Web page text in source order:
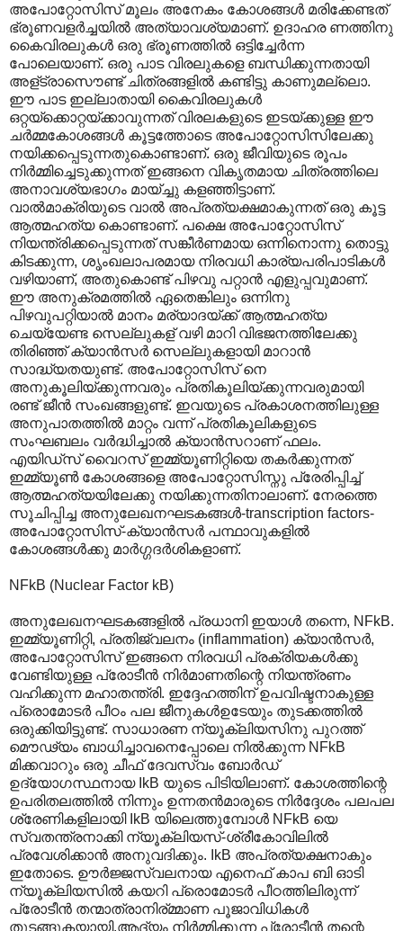
അപോറ്റോസിസ് മൂലം അനേകം കോശങ്ങള്‍ മരിക്കേണ്ടത്
ഭ്രൂണവളര്‍ച്ചയില്‍ അത്യാവശ്യമാണ്. ഉദാഹര ണത്തിനു
കൈവിരലുകള്‍ ഒരു ഭ്രൂണത്തില്‍ ഒട്ടിച്ചേര്‍ന്ന
പോലെയാണ്. ഒരു പാട വിരലുകളെ ബന്ധിക്കുന്നതായി
അള്ട്രാസൌണ്ട് ചിത്രങ്ങളില്‍ കണ്ടിട്ടു കാണുമല്ലൊ.
ഈ പാട ഇല്ലാതായി കൈവിരലുകള്‍
ഒറ്റയ്ക്കൊറ്റയ്ക്കാവുന്നത് വിരലകളുടെ ഇടയ്ക്കുള്ള ഈ
ചര്‍മ്മകോശങ്ങള്‍ കൂട്ടത്തോടെ അപോറ്റോസിസിലേക്കു
നയിക്കപ്പെടുന്നതുകൊണ്ടാണ്. ഒരു ജീവിയുടെ രൂപം
നിര്‍മ്മിച്ചെടുക്കുന്നത് ഇങ്ങനെ വികൃതമായ ചിത്രത്തിലെ
അനാവശ്യഭാഗം മായ്ച്ചു കളഞ്ഞിട്ടാണ്.
വാല്‍മാക്രിയുടെ വാല്‍ അപ്രത്യക്ഷമാകുന്നത് ഒരു കൂട്ട
ആത്മഹത്യ കൊണ്ടാണ്. പക്ഷെ അപോറ്റോസിസ്
നിയന്ത്രിക്കപ്പെടുന്നത് സങ്കീര്‍ണമായ ഒന്നിനൊന്നു തൊട്ടു
കിടക്കുന്ന, ശൃംഖലാപരമായ നിരവധി കാര്യപരിപാടികള്‍
വഴിയാണ്, അതുകൊണ്ട് പിഴവു പറ്റാന്‍ എളുപ്പവുമാണ്.
ഈ അനുക്രമത്തില്‍ ഏതെങ്കിലും ഒന്നിനു
പിഴവുപറ്റിയാല്‍ മാനം മര്യാദയ്ക്ക് ആത്മഹത്യ
ചെയ്യേണ്ട സെല്ലുകള് വഴി മാറി വിഭജനത്തിലേക്കു
തിരിഞ്ഞ് ക്യാന്‍സര്‍ സെല്ലുകളായി മാറാന്‍
സാദ്ധ്യതയുണ്ട്. അപോറ്റോസിസ് നെ
അനുകൂലിയ്ക്കുന്നവരും പ്രതികൂലിയ്ക്കുന്നവരുമായി
രണ്ട് ജീന്‍ സംഖങ്ങളുണ്ട്. ഇവയുടെ പ്രകാശനത്തിലുള്ള
അനുപാതത്തില്‍ മാറ്റം വന്ന് പ്രതികൂലികളുടെ
സംഘബലം വര്‍ദ്ധിച്ചാല്‍ ക്യാന്‍സറാണ് ഫലം.
എയിഡ്സ് വൈറസ്‍ ഇമ്മ്യൂണിറ്റിയെ തകര്‍ക്കുന്നത്
ഇമ്മ്യൂണ്‍ കോശങ്ങളെ അപോറ്റോസിസ്നു പ്രേരിപ്പിച്ച്
ആത്മഹത്യയിലേക്കു നയിക്കുന്നതിനാലാണ്. നേരത്തെ
സൂചിപ്പിച്ച അനുലേഖനഘടകങ്ങള്‍-transcription factors-
അപോറ്റോസിസ്-ക്യാന്‍സര്‍ പന്ഥാവുകളില്‍‍
കോശങ്ങള്‍ക്കു മാര്‍ഗ്ഗദര്‍ശികളാണ്.
NFkB (Nuclear Factor kB)
അനുലേഖനഘടകങ്ങളില്‍‍ പ്രധാനി ഇയാള്‍ തന്നെ, NFkB.
ഇമ്മ്യൂണിറ്റി, പ്രതിജ്വലനം (inflammation) ക്യാന്‍സര്‍,
അപോറ്റോസിസ് ഇങ്ങനെ നിരവധി പ്രക്രിയകള്‍ക്കു
വേണ്ടിയുള്ള പ്രോടീന്‍ നിര്‍മാണതിന്റെ നിയന്ത്രണം
വഹിക്കുന്ന മഹാതന്ത്രി. ഇദ്ദേഹത്തിന് ഉപവിഷ്ടനാകുള്ള
പ്രൊമോടര്‍ പീഠം പല ജീനുകള്‍ഉടേയും തുടക്കത്തില്‍
ഒരുക്കിയിട്ടുണ്ട്. സാധാരണ ന്യൂക്ലിയസിനു പുറത്ത്
മൌഢ്യം ബാധിച്ചാവനെപ്പോലെ നില്‍ക്കുന്ന NFkB
മിക്കവാറും ഒരു ചീഫ് ദേവസ്വം ബോര്‍ഡ്
ഉദ്യോഗസ്ഥനായ IkB യുടെ പിടിയിലാണ്. കോശത്തിന്റെ
ഉപരിതലത്തില്‍ നിന്നും ഉന്നതന്‍മാരുടെ നിര്‍ദ്ദേശം പലപല
ശ്രേണികളിലായി IkB യിലെത്തുമ്പോള്‍ NFkB യെ
സ്വതന്ത്രനാക്കി ന്യൂക്ലിയസ്-ശ്രീകോവിലില്‍
പ്രവേശിക്കാന്‍ അനുവദിക്കും. IkB അപ്രത്യക്ഷനാകും
ഇതോടെ. ഊര്‍ജ്ജസ്വലനായ എനെഫ് കാപ ബി ഓടി
ന്യൂക്ലിയസില്‍ കയറി പ്രൊമോടര്‍ പീഠത്തിലിരുന്ന്
പ്രോടീന്‍ തന്മാത്രാനിര്മ്മാണ പൂജാവിധികള്‍
തുടങ്ങുകയായി.ആദ്യം നിര്‍മ്മിക്കുന്ന പ്രോടീന്‍ തന്റെ